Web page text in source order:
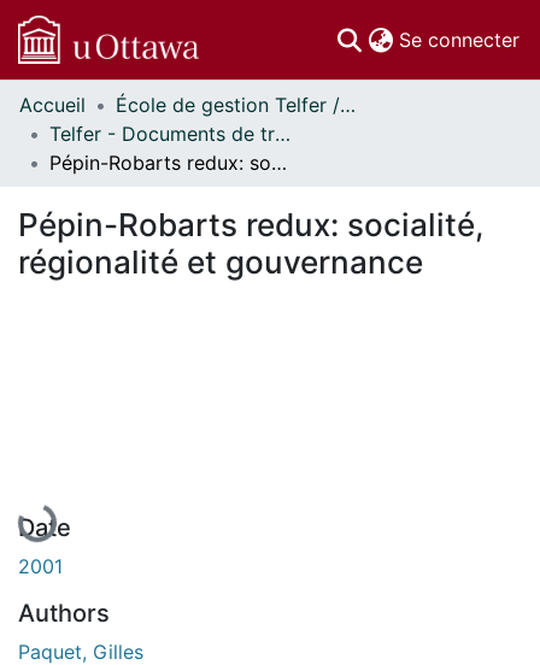
Se connecter
Communautés
et collections
Parcourir
À propos
Accueil
École de gestion Telfer // Telfer School of Management
Telfer - Documents de travail // Telfer - Working Papers
Pépin-Robarts redux: socialité, régionalité et gouvernance
Pépin-Robarts redux: socialité,
régionalité et gouvernance
Date
2001
Authors
Paquet, Gilles